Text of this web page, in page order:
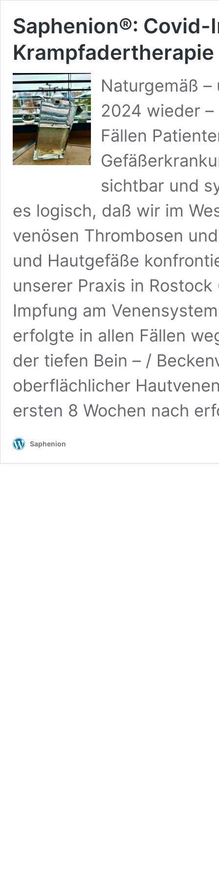
Saphenion®:
Naturgemäß
2024 wieder
Fällen
sichtbar und
es logisch, daß wir im
venösen Thrombosen
und Hautgefäße
unserer Praxis in
Impfung am
erfolgte in allen Fällen
der tiefen Bein – /
oberflächlicher
ersten 8 Wochen nach
Saphenion